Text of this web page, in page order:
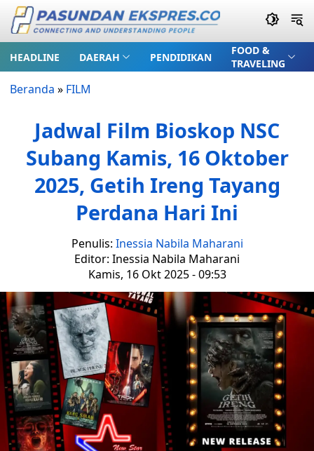
HEADLINE DAERAH PENDIDIKAN
FOOD &
TRAVELING
Beranda » FILM
Jadwal Film Bioskop NSC
Subang Kamis, 16 Oktober
2025, Getih Ireng Tayang
Perdana Hari Ini
Penulis: Inessia Nabila Maharani
Editor: Inessia Nabila Maharani
Kamis, 16 Okt 2025 - 09:53